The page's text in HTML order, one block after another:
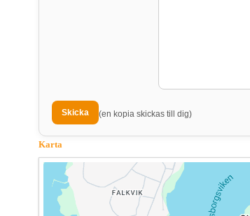
(en kopia skickas till dig)
Karta